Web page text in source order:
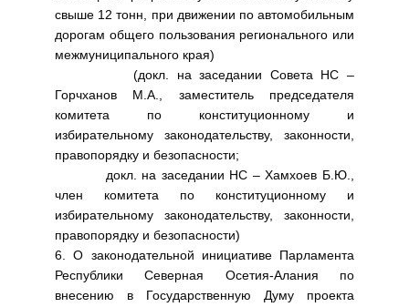
свыше 12 тонн, при движении по автомобильным
дорогам общего пользования регионального или
межмуниципального края)
(докл. на заседании Совета НС –
Горчханов М.А., заместитель председателя
комитета по конституционному и
избирательному законодательству, законности,
правопорядку и безопасности;
докл. на заседании НС – Хамхоев Б.Ю.,
член комитета по конституционному и
избирательному законодательству, законности,
правопорядку и безопасности)
6. О законодательной инициативе Парламента
Республики Северная Осетия-Алания по
внесению в Государственную Думу проекта